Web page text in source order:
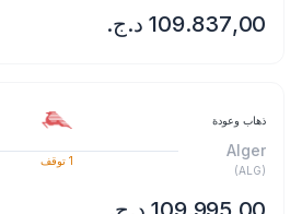
ذهاب وعودة
Alger
(
ALG
)
1 توقف